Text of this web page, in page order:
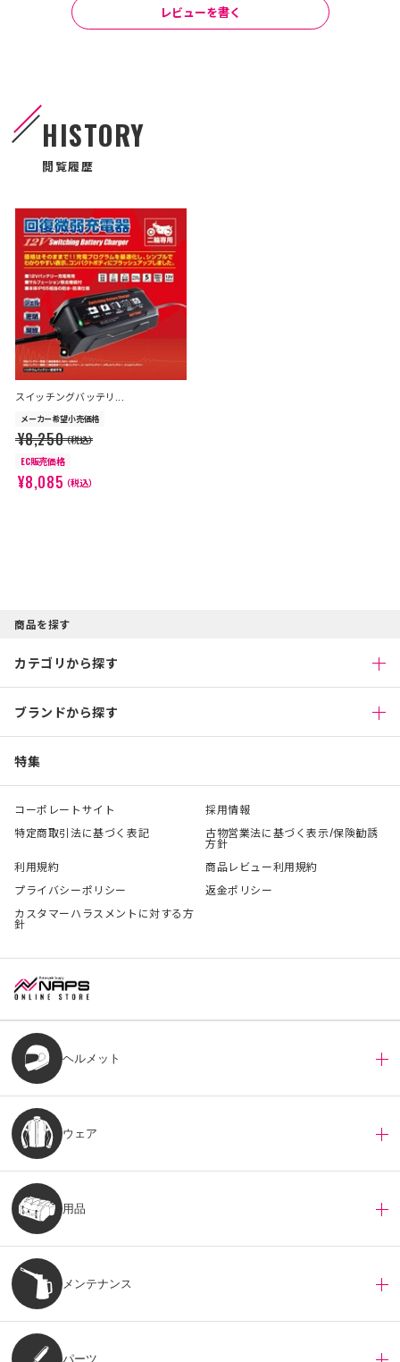
レビューを書く
HISTORY
閲覧履歴
スイッチングバッテリ...
メーカー希望小売価格
¥8,250（税込）
EC販売価格
¥8,085（税込）
商品を探す
カテゴリから探す
ブランドから探す
特集
コーポレートサイト
採用情報
特定商取引法に基づく表記
古物営業法に基づく表示/保険勧誘
方針
利用規約
商品レビュー利用規約
プライバシーポリシー
返金ポリシー
カスタマーハラスメントに対する方
針
ヘルメット
ウェア
用品
メンテナンス
パーツ